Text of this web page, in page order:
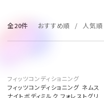
全20件 おすすめ順 人気順
フィッツコンディショニング
フィッツコンディショニング ネムス
ナイトボディミルク フォレストグリ